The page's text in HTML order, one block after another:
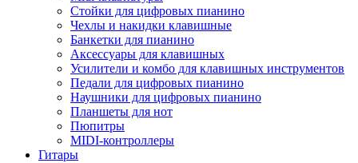
Стойки для цифровых пианино
Чехлы и накидки клавишные
Банкетки для пианино
Аксессуары для клавишных
Усилители и комбо для клавишных инструментов
Педали для цифровых пианино
Наушники для цифровых пианино
Планшеты для нот
Пюпитры
MIDI-контроллеры
Гитары